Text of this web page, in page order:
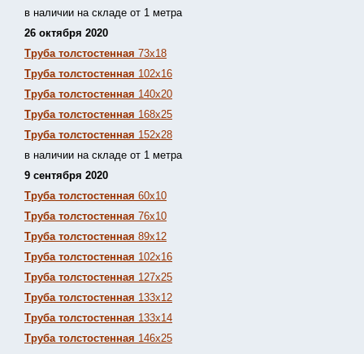
в наличии на складе от 1 метра
26 октября 2020
Труба толстостенная 73х18
Труба толстостенная 102х16
Труба толстостенная 140х20
Труба толстостенная 168х25
Труба толстостенная 152х28
в наличии на складе от 1 метра
9 сентября 2020
Труба толстостенная 60х10
Труба толстостенная 76х10
Труба толстостенная 89х12
Труба толстостенная 102х16
Труба толстостенная 127х25
Труба толстостенная 133х12
Труба толстостенная 133х14
Труба толстостенная 146х25